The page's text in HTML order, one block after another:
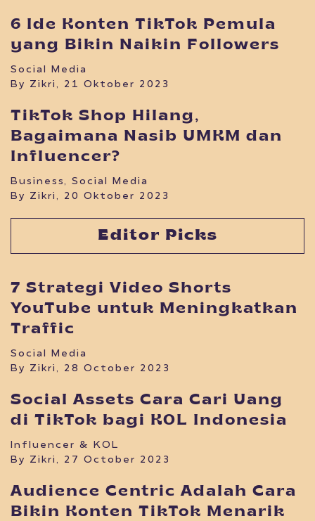
6 Ide Konten TikTok Pemula
yang Bikin Naikin Followers
Social Media
By Zikri, 21 Oktober 2023
TikTok Shop Hilang,
Bagaimana Nasib UMKM dan
Influencer?
Business, Social Media
By Zikri, 20 Oktober 2023
Editor Picks
7 Strategi Video Shorts
YouTube untuk Meningkatkan
Traffic
Social Media
By Zikri, 28 October 2023
Social Assets Cara Cari Uang
di TikTok bagi KOL Indonesia
Influencer & KOL
By Zikri, 27 October 2023
Audience Centric Adalah Cara
Bikin Konten TikTok Menarik